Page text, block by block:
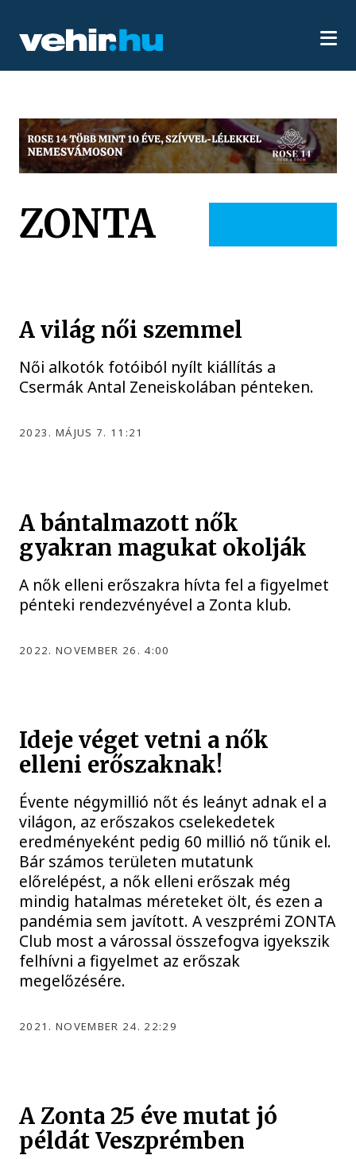
ZONTA
A világ női szemmel
Női alkotók fotóiból nyílt kiállítás a
Csermák Antal Zeneiskolában pénteken.
2023. MÁJUS 7. 11:21
A bántalmazott nők
gyakran magukat okolják
A nők elleni erőszakra hívta fel a figyelmet
pénteki rendezvényével a Zonta klub.
2022. NOVEMBER 26. 4:00
Ideje véget vetni a nők
elleni erőszaknak!
Évente négymillió nőt és leányt adnak el a
világon, az erőszakos cselekedetek
eredményeként pedig 60 millió nő tűnik el.
Bár számos területen mutatunk
előrelépést, a nők elleni erőszak még
mindig hatalmas méreteket ölt, és ezen a
pandémia sem javított. A veszprémi ZONTA
Club most a várossal összefogva igyekszik
felhívni a figyelmet az erőszak
megelőzésére.
2021. NOVEMBER 24. 22:29
A Zonta 25 éve mutat jó
példát Veszprémben